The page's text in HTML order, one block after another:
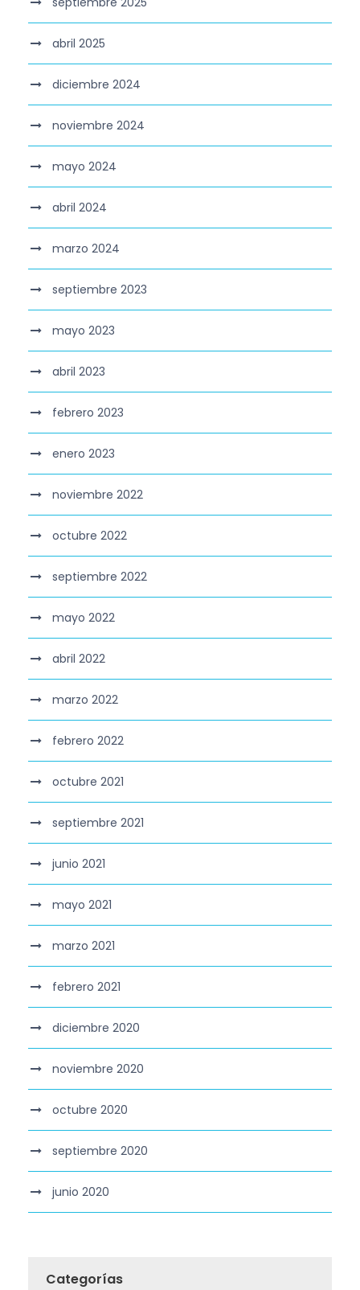
abril 2025
diciembre 2024
noviembre 2024
mayo 2024
abril 2024
marzo 2024
septiembre 2023
mayo 2023
abril 2023
febrero 2023
enero 2023
noviembre 2022
octubre 2022
septiembre 2022
mayo 2022
abril 2022
marzo 2022
febrero 2022
octubre 2021
septiembre 2021
junio 2021
mayo 2021
marzo 2021
febrero 2021
diciembre 2020
noviembre 2020
octubre 2020
septiembre 2020
junio 2020
Categorías